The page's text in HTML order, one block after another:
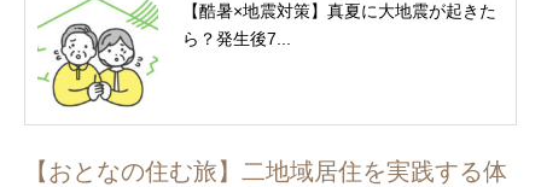
【酷暑×地震対策】真夏に大地震が起きた
ら？発生後7...
【おとなの住む旅】二地域居住を実践する体